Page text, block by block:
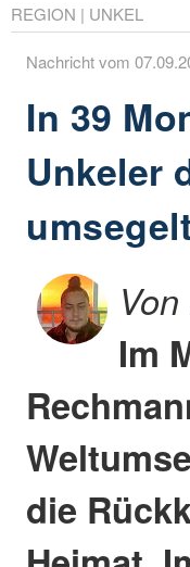
REGION | UNKEL
Nachricht vom
In 39
Unkeler
Von
Im
die